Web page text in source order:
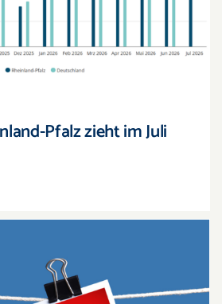
Pfalz zieht im Juli deutlich
Pfalz zieht im Juli